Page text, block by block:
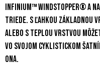
INFINIUM™
triede. S ľahkou základnou
alebo s teplou vrstvou
vo svojom cyklistickom
ona.